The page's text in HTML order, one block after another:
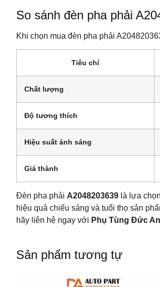
So sánh đèn pha phải
Khi chọn mua đèn pha phải
Tiêu chí
Chất lượng
Độ tương thích
Hiệu suất ánh sáng
Giá thành
Đèn pha phải A2048203639 là lựa
hiệu quả chiếu sáng và tuổi thọ sản
hãy liên hệ ngay với Phụ Tùng Đức
Sản phẩm tương tự